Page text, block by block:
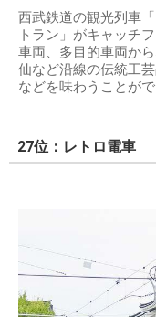
西武鉄道の観光列車
トラン」がキャッチ
車両、多目的車両か
仙など沿線の伝統工
などを味わうことがで
27位：レトロ電車